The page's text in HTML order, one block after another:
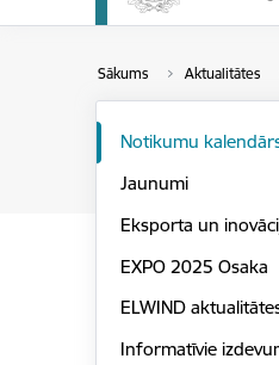
Sākums Aktualitātes
Notikumu
Jaunumi
Eksporta un
EXPO 2025 Osaka
ELWIND
Informatīvie